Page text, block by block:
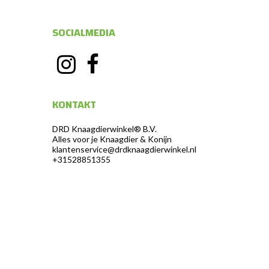
SOCIALMEDIA
KONTAKT
DRD Knaagdierwinkel® B.V.
Alles voor je Knaagdier & Konijn
klantenservice@drdknaagdierwinkel.nl
+31528851355